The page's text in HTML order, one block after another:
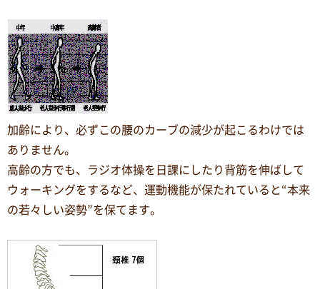
加齢により、必ずこの腰のカーブの減少が起こるわけでは
ありません。
高齢の方でも、ラジオ体操を日課にしたり背筋を伸ばして
ウォーキングをするなど、運動機能が保たれていると“本来
の若々しい姿勢”を保てます。